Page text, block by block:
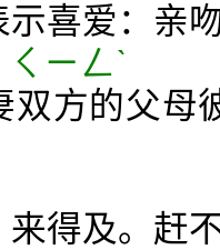
喜爱：亲
ㄧㄥˋ
方的父母
得及。赶